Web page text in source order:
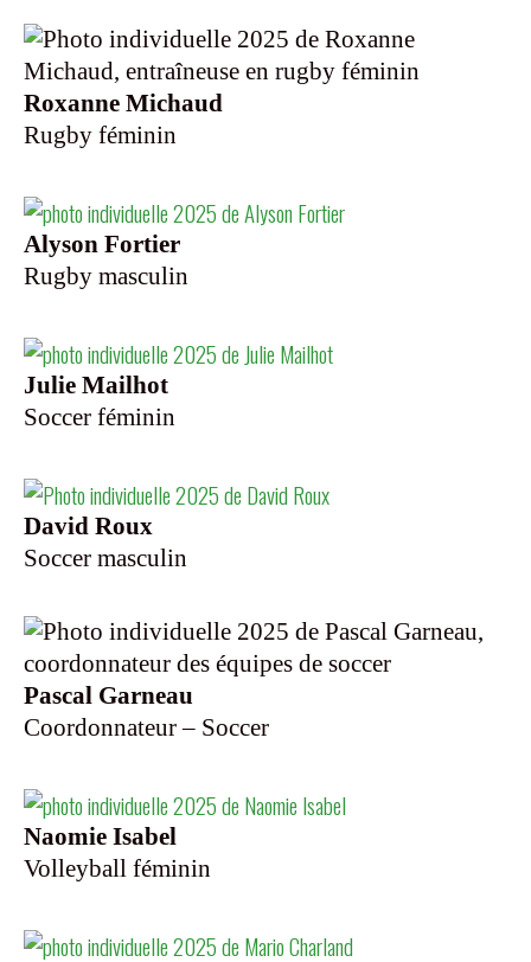
Roxanne Michaud
Rugby féminin
Alyson Fortier
Rugby masculin
Julie Mailhot
Soccer féminin
David Roux
Soccer masculin
Pascal Garneau
Coordonnateur – Soccer
Naomie Isabel
Volleyball féminin